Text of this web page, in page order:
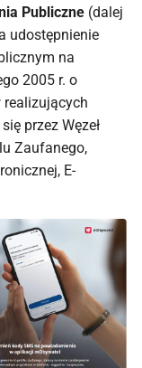
Publiczne (dalej
udostępnienie
na
2005 r. o
przez Węzeł
Zaufanego,
E-